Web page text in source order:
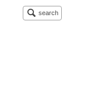
search